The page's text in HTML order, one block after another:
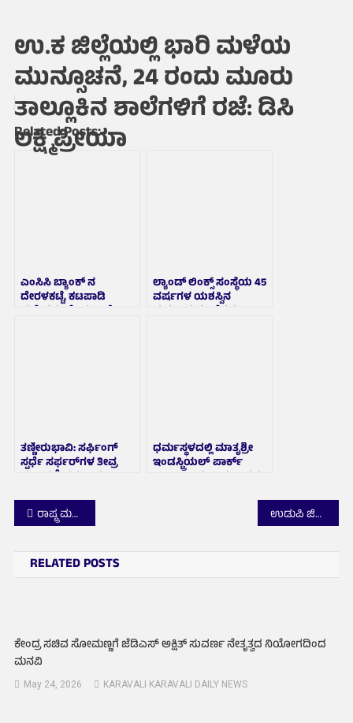
ಉ.ಕ ಜಿಲ್ಲೆಯಲ್ಲಿ ಭಾರಿ ಮಳೆಯ
ಮುನ್ಸೂಚನೆ, 24 ರಂದು ಮೂರು
ತಾಲ್ಲೂಕಿನ ಶಾಲೆಗಳಿಗೆ ರಜೆ: ಡಿಸಿ
ಲಕ್ಷ್ಮಿಪ್ರೀಯಾ
Related Posts:
ಎಂಸಿಸಿ ಬ್ಯಾಂಕ್ ನ
ದೇರಳಕಟ್ಟೆ, ಕಟಪಾಡಿ
ಮತ್ತೇರಡು ಹೊಸ ಶಾಖೆ
ಲ್ಯಾಂಡ್ ಲಿಂಕ್ಸ್ ಸಂಸ್ಥೆಯ 45
ವರ್ಷಗಳ ಯಶಸ್ವಿನ
ಪಯಣದ ಸವಿನೆನಪು, 4
ತಣ್ಣೀರುಭಾವಿ: ಸರ್ಫಿಂಗ್
ಸ್ಪರ್ಧೆ ಸರ್ಫರ್‌ಗಳ ತೀವ್ರ
ಹಣಾಹಣಿ; ‌ಕಮಲಿ ಮೂರ್ತಿ
ಧರ್ಮಸ್ಥಳದಲ್ಲಿ ಮಾತೃಶ್ರೀ
ಇಂಡಸ್ಟ್ರಿಯಲ್ ಪಾರ್ಕ್
ಉದ್ಘಾಟಿಸಿದ ಉಪ ರಾಷ್ಟ್ರಪತಿ
Post
ರಾಷ್ಟ್ರ ಮಟ್ಟಕ್ಕೆ ಮಂಗಳೂರಿನ ವೀವನ್ ಈಜು ಪಟುಗಳು, 18 ಪದಕಗಳ ಸಾಧನೆ ಉಡುಪಿ ಜಿಲ್ಲಾ ಆಸ್ಪತ್ರೆ ರಕ್ತನಿಧಿ ಕುರಿತು ಹರಿದಾಡುತ್ತಿರುವ ಆರೋಪಗಳು ಸುಳ್ಳು: ಜಿಲ್ಲಾ ಸರ್ಜನ್ ಡಾ. ಅಶೋಕ್ ಸ್ಪಷ್ಟನೆ
RELATED POSTS
ಕೇಂದ್ರ ಸಚಿವ ಸೋಮಣ್ಣಗೆ ಜೆಡಿಎಸ್ ಅಕ್ಷಿತ್ ಸುವರ್ಣ ನೇತೃತ್ವದ ನಿಯೋಗದಿಂದ
ಮನವಿ
May 24, 2026 KARAVALI KARAVALI DAILY NEWS